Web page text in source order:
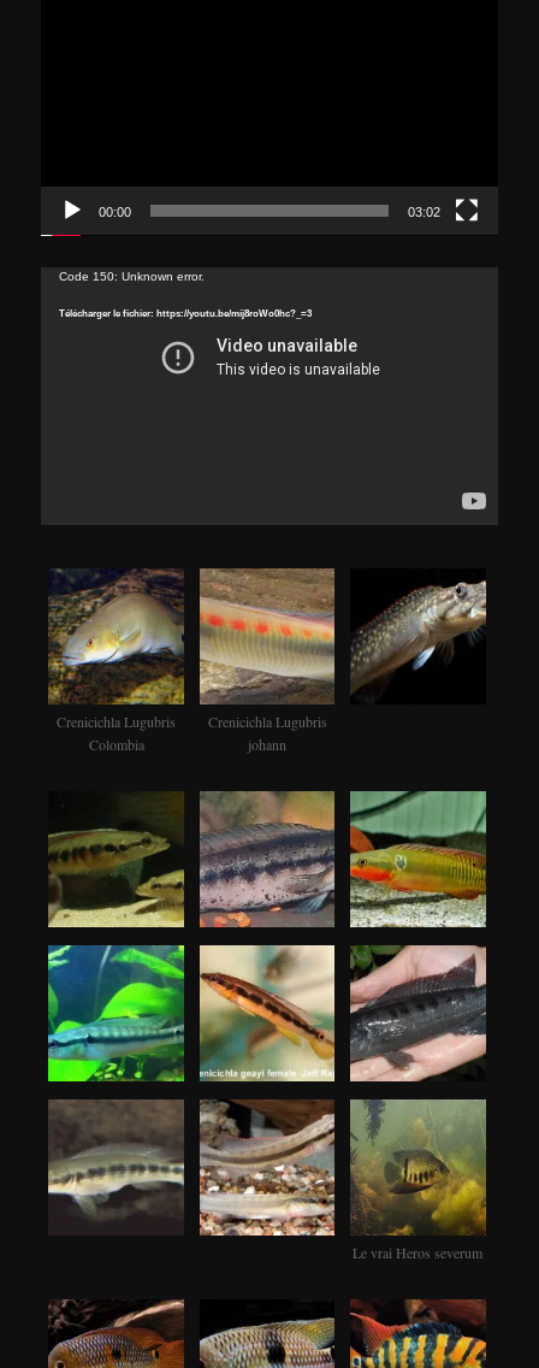
00:00 03:02
Lecteur
Code 150: Unknown error.
Télécharger le fichier: https://youtu.be/mij8roWo0hc?_=3
Crenicichla Lugubris
Colombia
Crenicichla Lugubris
johann
Le vrai Heros severum